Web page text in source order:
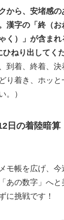
から、安堵感
漢字の「終（
く）」が含まれ
ねり出してく
到着、終着、
り着き、ホッ
。）
日の着陸暗
モ帳を広げ、
あの数字」へと
に挑戦です！